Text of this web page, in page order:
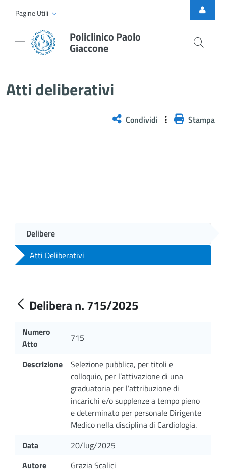
Skip to Main Content
Pagine Utili
Policlinico Paolo
Giaccone
Atti deliberativi
Condividi Stampa
Delibere
Atti Deliberativi
Delibera n. 715/2025
Numero
Atto
715
Descrizione
Selezione pubblica, per titoli e
colloquio, per l’attivazione di una
graduatoria per l’attribuzione di
incarichi e/o supplenze a tempo pieno
e determinato per personale Dirigente
Medico nella disciplina di Cardiologia.
Data
20/lug/2025
Autore
Grazia Scalici